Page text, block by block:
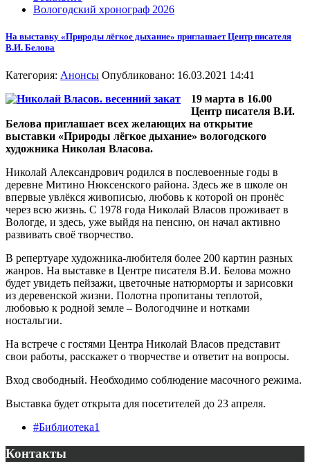
Вологодский хронограф 2026
На выставку «Природы лёгкое дыхание» приглашает Центр писателя
В.И. Белова
Категория: Анонсы Опубликовано: 16.03.2021 14:41
19 марта в 16.00
Центр писателя В.И.
Белова приглашает всех желающих на открытие
выставки «Природы лёгкое дыхание» вологодского
художника Николая Власова.
Николай Александрович родился в послевоенные годы в
деревне Митино Нюксенского района. Здесь же в школе он
впервые увлёкся живописью, любовь к которой он пронёс
через всю жизнь. С 1978 года Николай Власов проживает в
Вологде, и здесь, уже выйдя на пенсию, он начал активно
развивать своё творчество.
В репертуаре художника-любителя более 200 картин разных
жанров. На выставке в Центре писателя В.И. Белова можно
будет увидеть пейзажи, цветочные натюрморты и зарисовки
из деревенской жизни. Полотна пропитаны теплотой,
любовью к родной земле – Вологодчине и нотками
ностальгии.
На встрече с гостями Центра Николай Власов представит
свои работы, расскажет о творчестве и ответит на вопросы.
Вход свободный. Необходимо соблюдение масочного режима.
Выставка будет открыта для посетителей до 23 апреля.
#Библиотека1
Контакты